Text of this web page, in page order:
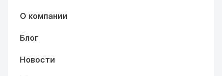
О компании
Блог
Новости